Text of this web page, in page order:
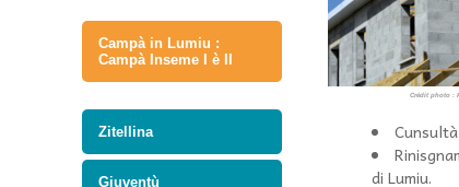
Campà in Lumiu :
Campà Inseme I è II
Zitellina
Giuventù
Crédit photo :
di Lumiu.